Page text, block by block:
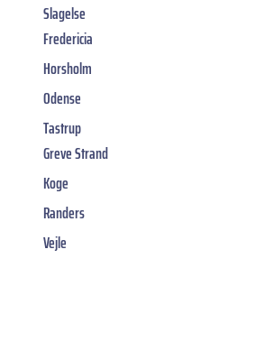
Slagelse
Fredericia
Horsholm
Odense
Tastrup
Greve Strand
Koge
Randers
Vejle